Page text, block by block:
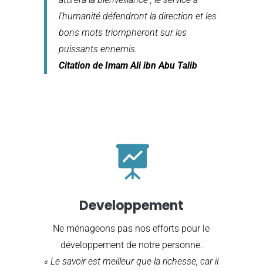
l’humanité défendront la direction et les
bons mots triompheront sur les
puissants ennemis.
Citation de Imam Ali ibn Abu Talib

Developpement
Ne ménageons pas nos efforts pour le
développement de notre personne.
« Le savoir est meilleur que la richesse, car il